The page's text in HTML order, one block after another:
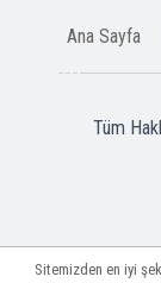
Ana Sayfa
Tüm
Sitemizden en iyi
Sitemizden en iyi
Sitemizden en iyi